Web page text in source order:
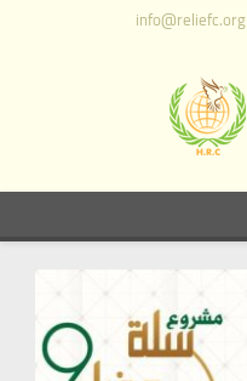
info@reliefc.org